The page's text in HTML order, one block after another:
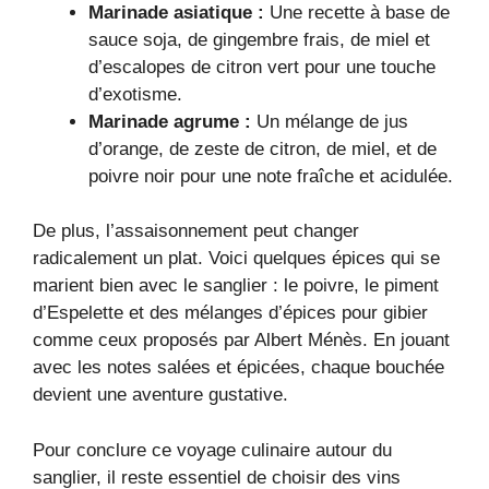
Marinade asiatique : Une recette à base de
sauce soja, de gingembre frais, de miel et
d’escalopes de citron vert pour une touche
d’exotisme.
Marinade agrume : Un mélange de jus
d’orange, de zeste de citron, de miel, et de
poivre noir pour une note fraîche et acidulée.
De plus, l’assaisonnement peut changer
radicalement un plat. Voici quelques épices qui se
marient bien avec le sanglier : le poivre, le piment
d’Espelette et des mélanges d’épices pour gibier
comme ceux proposés par Albert Ménès. En jouant
avec les notes salées et épicées, chaque bouchée
devient une aventure gustative.
Pour conclure ce voyage culinaire autour du
sanglier, il reste essentiel de choisir des vins